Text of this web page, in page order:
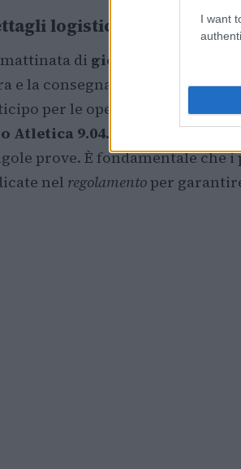
I want
logistici per atletica
di giovedì 09 aprile
e la consegna delle
per le operazioni
Atletica 9.04.2026
sono
prove. È fondamentale che
nel regolamentoper